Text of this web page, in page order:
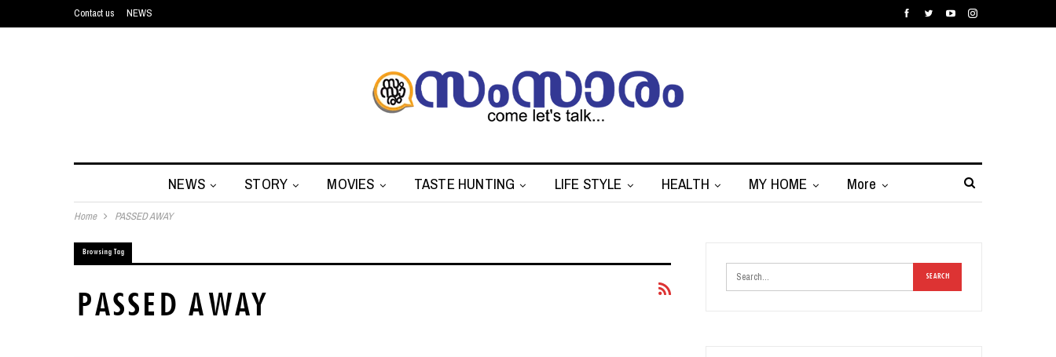
Contact us NEWS
NEWS STORY MOVIES TASTE HUNTING LIFE STYLE HEALTH MY HOME More
Home PASSED AWAY
Browsing Tag
PASSED AWAY